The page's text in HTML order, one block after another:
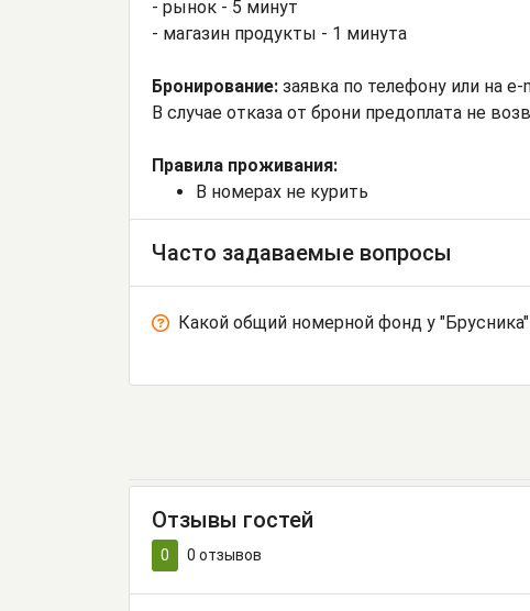
- рынок - 5 минут
- магазин продукты - 1 минута
Бронирование: заявка по телефону или на e-
В случае отказа от брони предоплата не
Правила проживания:
В номерах не курить
Часто задаваемые вопросы
Какой общий номерной фонд у
Отзывы гостей
0 0 отзывов